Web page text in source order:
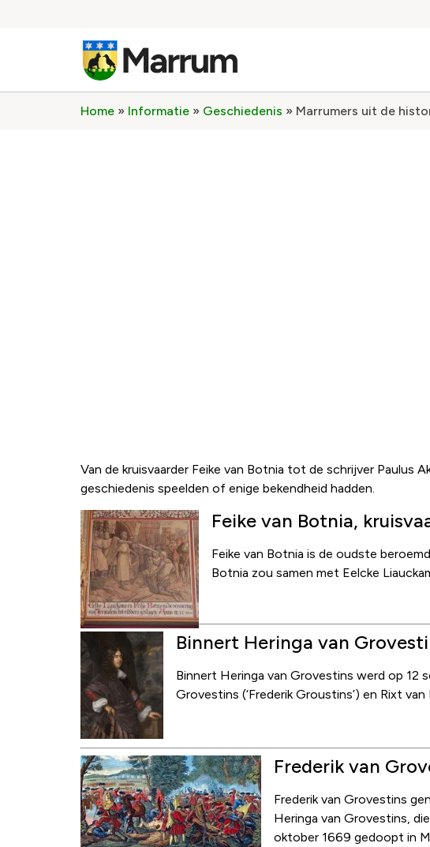
Home » Informatie » Geschiedenis » Marrumers uit de
Van de kruisvaarder Feike van Botnia tot de schrijver Paulus
geschiedenis speelden of enige bekendheid hadden.
Feike van Botnia,
Feike van Botnia is de oudste
Botnia zou samen met Eelcke
Binnert Heringa van
Binnert Heringa van Grovestins werd op 12
Grovestins (‘Frederik Groustins’) en Rixt
Frederik van
Frederik van Grovestins
Heringa van Grovestins,
oktober 1669 gedoopt in